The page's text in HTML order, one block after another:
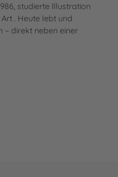
studierte Illustration
. Heute lebt und
– direkt neben einer